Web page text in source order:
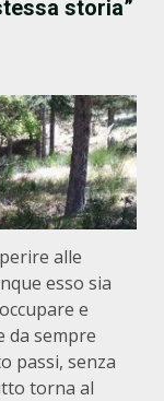
storia”
alle
esso sia
e
da sempre
passi, senza
torna al